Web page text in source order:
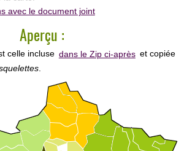
avec le document joint
Aperçu :
celle incluse dans le Zip ci-après et copiée
.